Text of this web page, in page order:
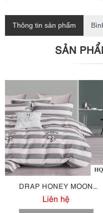
Thông tin sản phẩm
SẢN
DRAP HONEY MOON
COTTON M104
Liên hệ